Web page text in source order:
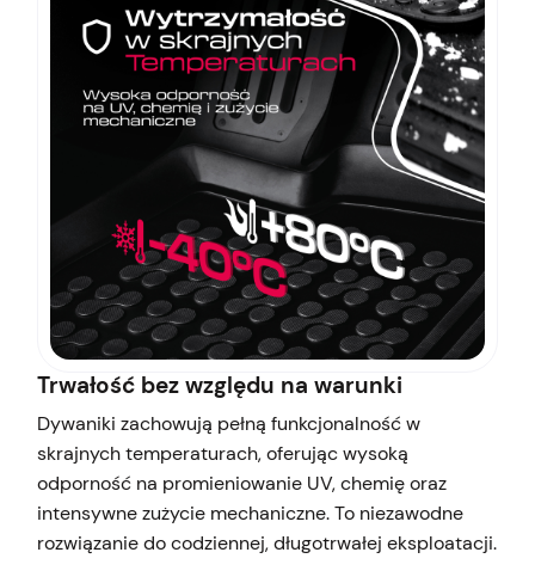
Trwałość bez względu na warunki
Dywaniki zachowują pełną funkcjonalność w
skrajnych temperaturach, oferując wysoką
odporność na promieniowanie UV, chemię oraz
intensywne zużycie mechaniczne. To niezawodne
rozwiązanie do codziennej, długotrwałej eksploatacji.